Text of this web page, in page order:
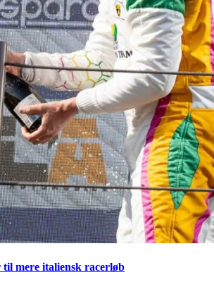
mere italiensk racerløb